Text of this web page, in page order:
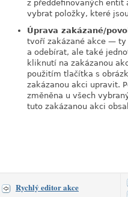
z předdefinovaných entit
vybrat položky, které
Úprava zakázané/
tvoří zakázané akce —
a odebírat, ale také
kliknutí na zakázanou
použitím tlačítka s
zakázanou akci upravit.
změněna u všech
tuto zakázanou akci
Rychlý editor akce